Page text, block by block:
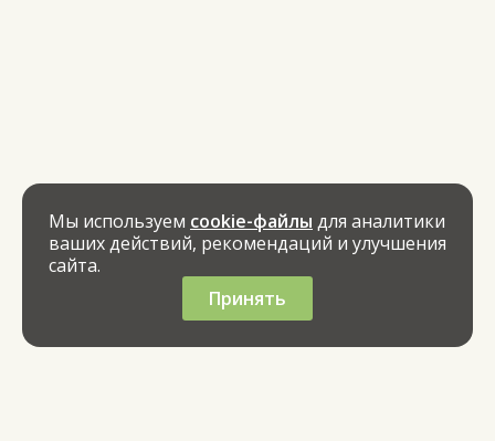
Мы используем cookie-файлы для аналитики
ваших действий, рекомендаций и улучшения
сайта.
Принять